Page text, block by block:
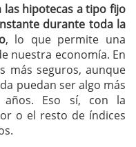
hipotecas a tipo fijo
durante toda la
, lo que permite una
nuestra economía. En
más seguros, aunque
puedan ser algo más
Eso sí, con la
o el resto de índices